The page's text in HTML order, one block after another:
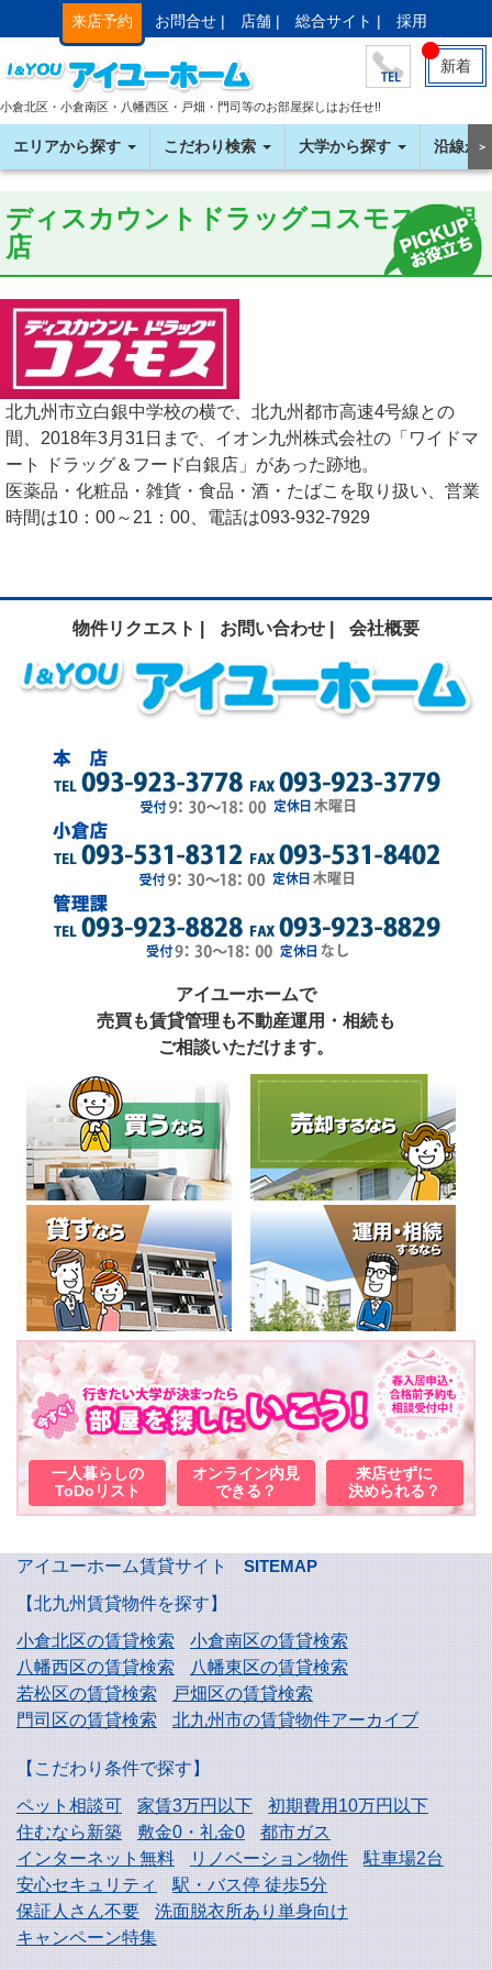
来店予約 お問合せ | 店舗 | 総合サイト | 採用
新着
小倉北区・小倉南区・八幡西区・戸畑・門司等のお部屋探しはお任せ!!
エリアから探す こだわり検索 大学から探す 沿線か＞
ディスカウントドラッグコスモス 白銀
店
北九州市立白銀中学校の横で、北九州都市高速4号線との
間、2018年3月31日まで、イオン九州株式会社の「ワイドマ
ート ドラッグ＆フード白銀店」があった跡地。
医薬品・化粧品・雑貨・食品・酒・たばこを取り扱い、営業
時間は10：00～21：00、電話は093-932-7929
物件リクエスト | お問い合わせ | 会社概要
アイユーホームで
売買も賃貸管理も不動産運用・相続も
ご相談いただけます。
一人暮らしの
ToDoリスト
オンライン内見
できる？
来店せずに
決められる？
アイユーホーム賃貸サイト
SITEMAP
【北九州賃貸物件を探す】
小倉北区の賃貸検索
小倉南区の賃貸検索
八幡西区の賃貸検索
八幡東区の賃貸検索
若松区の賃貸検索
戸畑区の賃貸検索
門司区の賃貸検索
北九州市の賃貸物件アーカイブ
【こだわり条件で探す】
ペット相談可
家賃3万円以下
初期費用10万円以下
住むなら新築
敷金0・礼金0
都市ガス
インターネット無料
リノベーション物件
駐車場2台
安心セキュリティ
駅・バス停 徒歩5分
保証人さん不要
洗面脱衣所あり単身向け
キャンペーン特集